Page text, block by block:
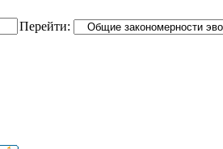
Перейти: